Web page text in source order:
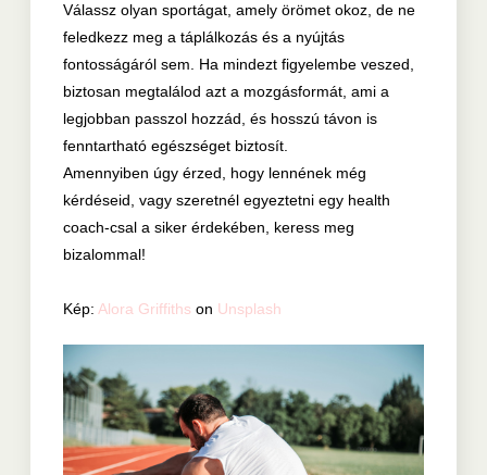
Válassz olyan sportágat, amely örömet okoz, de ne
feledkezz meg a táplálkozás és a nyújtás
fontosságáról sem. Ha mindezt figyelembe veszed,
biztosan megtalálod azt a mozgásformát, ami a
legjobban passzol hozzád, és hosszú távon is
fenntartható egészséget biztosít.
Amennyiben úgy érzed, hogy lennének még
kérdéseid, vagy szeretnél egyeztetni egy health
coach-csal a siker érdekében, keress meg
bizalommal!
Kép: Alora Griffiths on Unsplash